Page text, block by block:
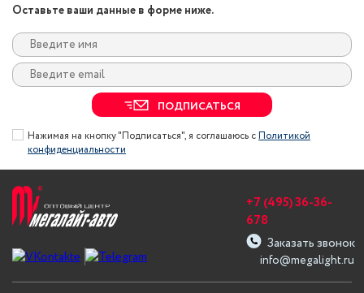
Оставьте ваши данные в форме ниже.
ПОДПИСАТЬСЯ
Нажимая на кнопку "Подписаться", я соглашаюсь сПолитикой
конфиденциальности
info@megalight.ru
+7 (495) 36-36-
678
Заказать звонок